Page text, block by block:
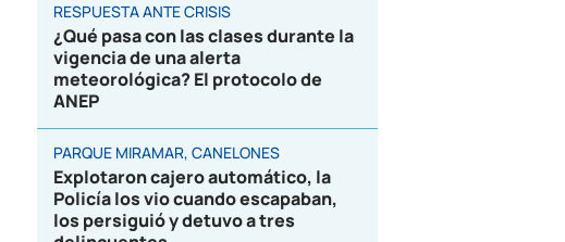
RESPUESTA ANTE CRISIS
¿Qué pasa con las clases durante la
vigencia de una alerta
meteorológica? El protocolo de
ANEP
PARQUE MIRAMAR, CANELONES
Explotaron cajero automático, la
Policía los vio cuando escapaban,
los persiguió y detuvo a tres